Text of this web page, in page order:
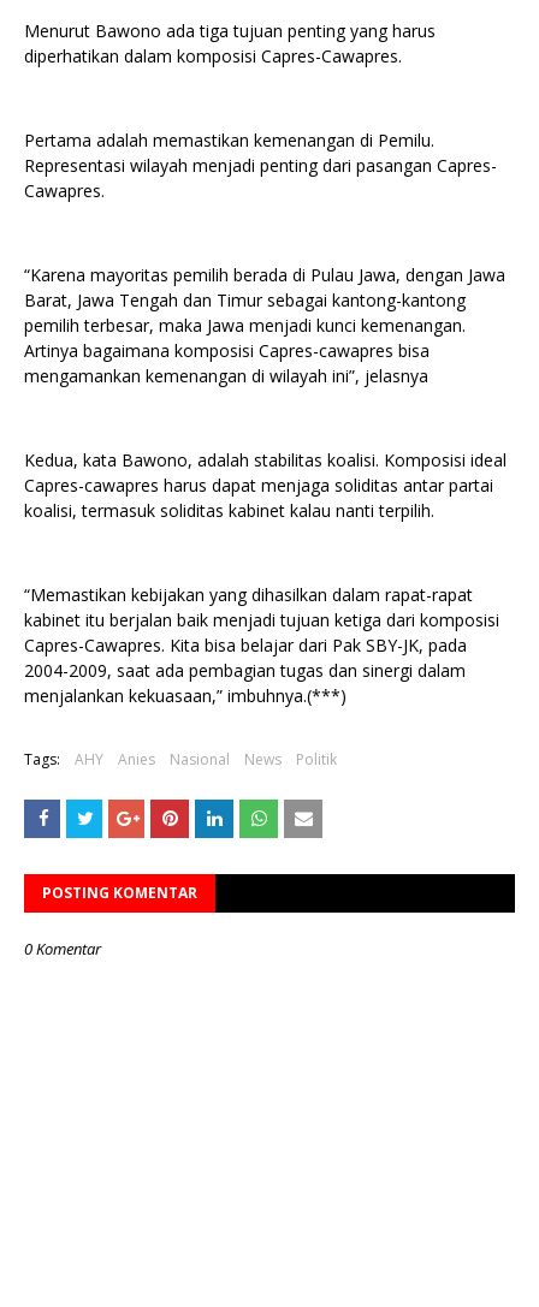
Menurut Bawono ada tiga tujuan penting yang harus
diperhatikan dalam komposisi Capres-Cawapres.
Pertama adalah memastikan kemenangan di Pemilu.
Representasi wilayah menjadi penting dari pasangan Capres-
Cawapres.
“Karena mayoritas pemilih berada di Pulau Jawa, dengan Jawa
Barat, Jawa Tengah dan Timur sebagai kantong-kantong
pemilih terbesar, maka Jawa menjadi kunci kemenangan.
Artinya bagaimana komposisi Capres-cawapres bisa
mengamankan kemenangan di wilayah ini”, jelasnya
Kedua, kata Bawono, adalah stabilitas koalisi. Komposisi ideal
Capres-cawapres harus dapat menjaga soliditas antar partai
koalisi, termasuk soliditas kabinet kalau nanti terpilih.
“Memastikan kebijakan yang dihasilkan dalam rapat-rapat
kabinet itu berjalan baik menjadi tujuan ketiga dari komposisi
Capres-Cawapres. Kita bisa belajar dari Pak SBY-JK, pada
2004-2009, saat ada pembagian tugas dan sinergi dalam
menjalankan kekuasaan,” imbuhnya.(***)
Tags: AHY Anies Nasional News Politik
POSTING KOMENTAR
0 Komentar